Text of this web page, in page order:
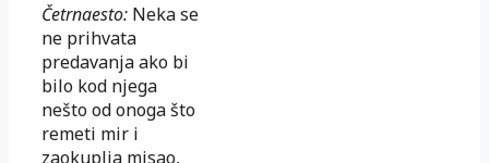
Četrnaesto: Neka se
ne prihvata
predavanja ako bi
bilo kod njega
nešto od onoga što
remeti mir i
zaokuplja misao,